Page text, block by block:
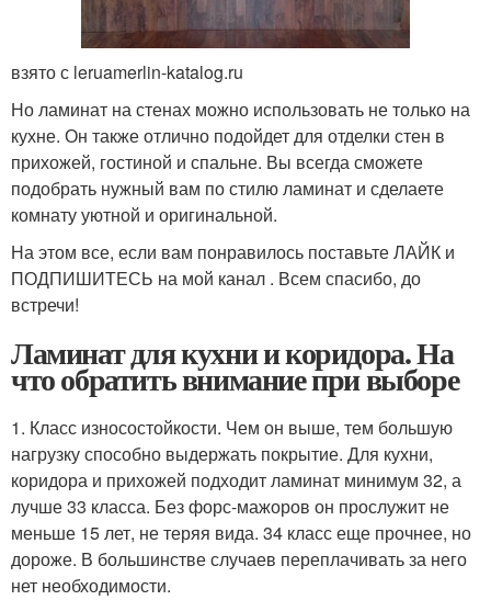
взято с leruamerlin-katalog.ru
Но ламинат на стенах можно использовать не только на
кухне. Он также отлично подойдет для отделки стен в
прихожей, гостиной и спальне. Вы всегда сможете
подобрать нужный вам по стилю ламинат и сделаете
комнату уютной и оригинальной.
На этом все, если вам понравилось поставьте ЛАЙК и
ПОДПИШИТЕСЬ на мой канал . Всем спасибо, до
встречи!
Ламинат для кухни и коридора. На
что обратить внимание при выборе
1. Класс износостойкости. Чем он выше, тем большую
нагрузку способно выдержать покрытие. Для кухни,
коридора и прихожей подходит ламинат минимум 32, а
лучше 33 класса. Без форс-мажоров он прослужит не
меньше 15 лет, не теряя вида. 34 класс еще прочнее, но
дороже. В большинстве случаев переплачивать за него
нет необходимости.